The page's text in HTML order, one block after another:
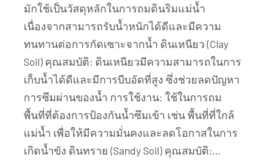
มักใช้เป็นวัสดุหลักในการถมดินริมแม่น้ำ
เนื่องจากสามารถรับน้ำหนักได้ดีและมีความ
ทนทานต่อการกัดเซาะจากน้ำ ดินเหนียว (Clay
Soil) คุณสมบัติ: ดินเหนียวมีความสามารถในการ
เก็บน้ำได้ดีและมีการบีบอัดที่สูง ซึ่งช่วยลดปัญหา
การซึมผ่านของน้ำ การใช้งาน: ใช้ในการถม
พื้นที่ที่ต้องการป้องกันน้ำซึมเข้า เช่น พื้นที่ที่ใกล้
แม่น้ำ เพื่อให้มีความมั่นคงและลดโอกาสในการ
เกิดน้ำขัง ดินทราย (Sandy Soil) คุณสมบัติ:…